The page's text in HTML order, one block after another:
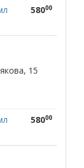
58000
15
58000